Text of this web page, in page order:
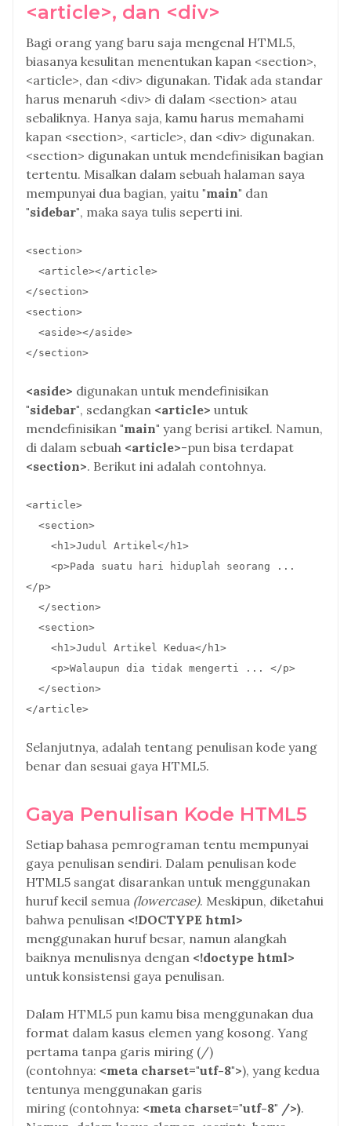
<article>, dan <div>
Bagi orang yang baru saja mengenal HTML5,
biasanya kesulitan menentukan kapan <section>,
<article>, dan <div> digunakan. Tidak ada standar
harus menaruh <div> di dalam <section> atau
sebaliknya. Hanya saja, kamu harus memahami
kapan <section>, <article>, dan <div> digunakan.
<section> digunakan untuk mendefinisikan bagian
tertentu. Misalkan dalam sebuah halaman saya
mempunyai dua bagian, yaitu "main" dan
"sidebar", maka saya tulis seperti ini.
<section>
<article></article>
</section>
<section>
<aside></aside>
</section>
<aside> digunakan untuk mendefinisikan
"sidebar", sedangkan <article> untuk
mendefinisikan "main" yang berisi artikel. Namun,
di dalam sebuah <article>-pun bisa terdapat
<section>. Berikut ini adalah contohnya.
<article>
<section>
<h1>Judul Artikel</h1>
<p>Pada suatu hari hiduplah seorang ...
</p>
</section>
<section>
<h1>Judul Artikel Kedua</h1>
<p>Walaupun dia tidak mengerti ... </p>
</section>
</article>
Selanjutnya, adalah tentang penulisan kode yang
benar dan sesuai gaya HTML5.
Gaya Penulisan Kode HTML5
Setiap bahasa pemrograman tentu mempunyai
gaya penulisan sendiri. Dalam penulisan kode
HTML5 sangat disarankan untuk menggunakan
huruf kecil semua (lowercase). Meskipun, diketahui
bahwa penulisan <!DOCTYPE html>
menggunakan huruf besar, namun alangkah
baiknya menulisnya dengan <!doctype html>
untuk konsistensi gaya penulisan.
Dalam HTML5 pun kamu bisa menggunakan dua
format dalam kasus elemen yang kosong. Yang
pertama tanpa garis miring (/)
(contohnya: <meta charset="utf-8">), yang kedua
tentunya menggunakan garis
miring (contohnya: <meta charset="utf-8" />).